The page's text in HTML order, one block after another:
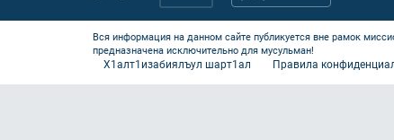
Вся информация на данном сайте публикуется вне рамок
предназначена исключительно для мусульман!
Х1алт1изабиялъул шарт1ал Правила